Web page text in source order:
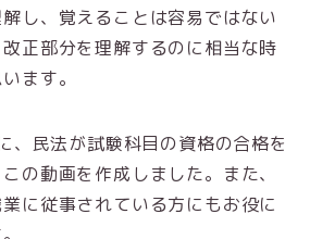
し、覚えることは容易ではない
正部分を理解するのに相当な時
ます。
、民法が試験科目の資格の合格を
の動画を作成しました。また、
に従事されている方にもお役に